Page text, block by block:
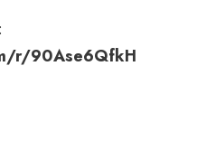
r/90Ase6QfkH